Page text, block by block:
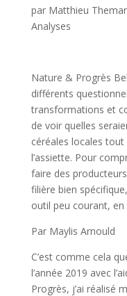
par Matthieu
Analyses
Nature & Progrès
différents
transformations et
de voir quelles
céréales locales
l’assiette. Pour
faire des
filière bien
outil peu courant,
Par Maylis Arnould
C’est comme cela
l’année 2019 avec
Progrès, j’ai réalisé